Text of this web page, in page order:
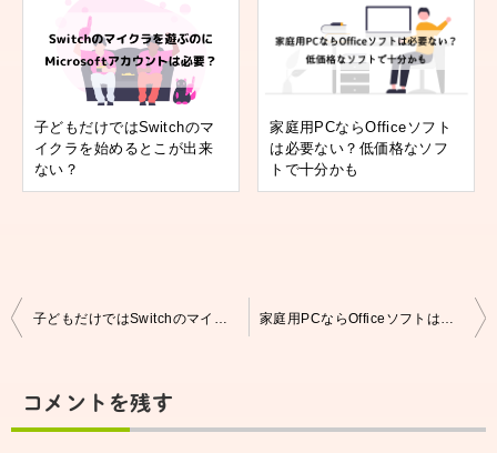
子どもだけではSwitchのマ
イクラを始めるとこが出来
ない？
家庭用PCならOfficeソフト
は必要ない？低価格なソフ
トで十分かも
投
ビ
コメントを残す